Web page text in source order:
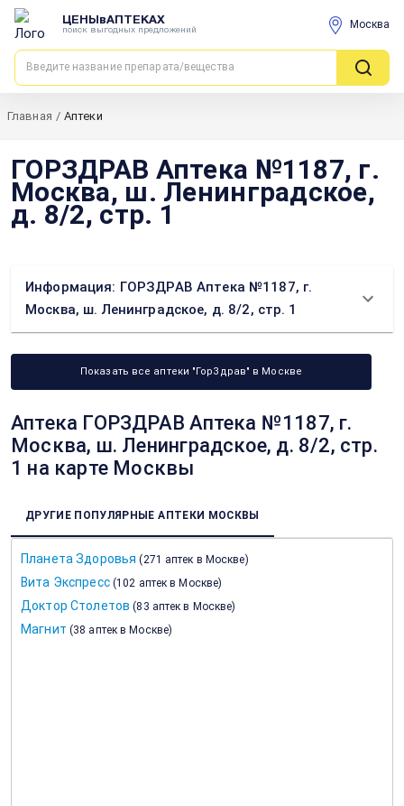
ЦЕНЫвАПТЕКАХ
поиск выгодных предложений Москва
Главная / Аптеки
ГОРЗДРАВ Аптека №1187, г.
Москва, ш. Ленинградское,
д. 8/2, стр. 1
Информация: ГОРЗДРАВ Аптека №1187, г.
Москва, ш. Ленинградское, д. 8/2, стр. 1
Показать все аптеки "ГорЗдрав" в Москве
Аптека ГОРЗДРАВ Аптека №1187, г.
Москва, ш. Ленинградское, д. 8/2, стр.
1 на карте Москвы
ДРУГИЕ ПОПУЛЯРНЫЕ АПТЕКИ МОСКВЫ
Планета Здоровья (271 аптек в Москве)
Вита Экспресс (102 аптек в Москве)
Доктор Столетов (83 аптек в Москве)
Магнит (38 аптек в Москве)